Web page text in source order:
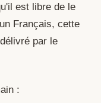
est libre de le
Français, cette
par le
: